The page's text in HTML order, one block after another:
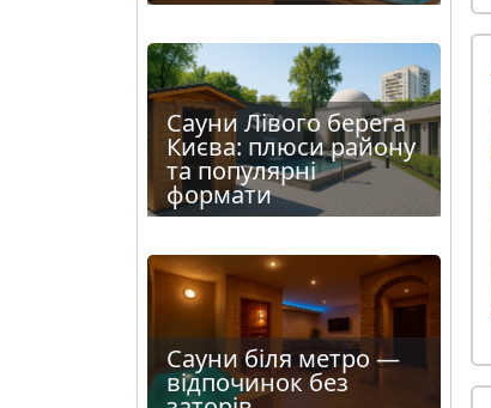
Сауни Лівого берега
Києва: плюси району
та популярні
формати
Сауни біля метро —
відпочинок без